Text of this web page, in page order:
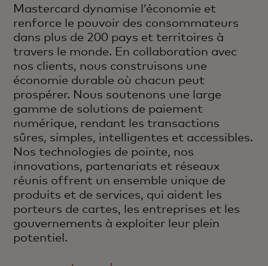
Mastercard dynamise l’économie et
renforce le pouvoir des consommateurs
dans plus de 200 pays et territoires à
travers le monde. En collaboration avec
nos clients, nous construisons une
économie durable où chacun peut
prospérer. Nous soutenons une large
gamme de solutions de paiement
numérique, rendant les transactions
sûres, simples, intelligentes et accessibles.
Nos technologies de pointe, nos
innovations, partenariats et réseaux
réunis offrent un ensemble unique de
produits et de services, qui aident les
porteurs de cartes, les entreprises et les
gouvernements à exploiter leur plein
potentiel.